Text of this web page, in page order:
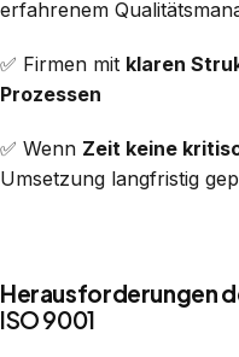
erfahrenem
✅ Firmen mit klaren
Prozessen
✅ Wenn Zeit keine
Umsetzung langfristig
Herausforderungen
ISO 9001